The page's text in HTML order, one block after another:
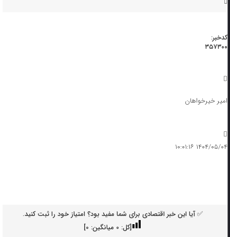
کدخبر:
۳۵۷۳۰۰
امیر خیرخواهان
۱۴۰۴/۰۵/۰۴ ۱۰:۰۱:۱۶
✅ آیا این خبر اقتصادی برای شما مفید بود؟ امتیاز خود را ثبت کنید.
[کل: 0میانگین: 0
]